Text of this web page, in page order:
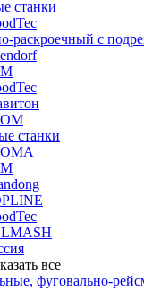
станки
раскроечный с
станки
все
фуговально-